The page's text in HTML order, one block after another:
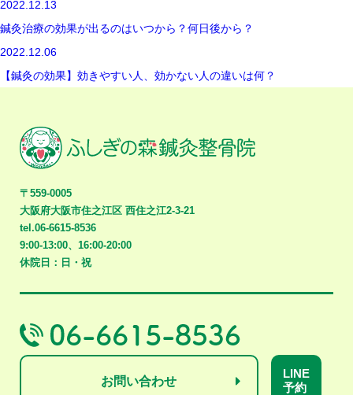
2022.12.13
鍼灸治療の効果が出るのはいつから？何日後から？
2022.12.06
【鍼灸の効果】効きやすい人、効かない人の違いは何？
〒559-0005
大阪府大阪市住之江区 西住之江2-3-21
tel.06-6615-8536
9:00-13:00、16:00-20:00
休院日：日・祝
お問い合わせ
LINE
予約